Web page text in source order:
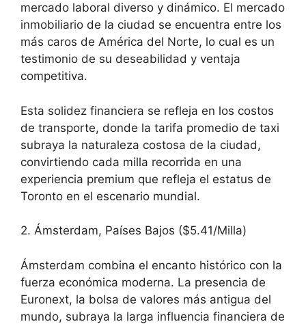
mercado laboral diverso y dinámico. El mercado
inmobiliario de la ciudad se encuentra entre los
más caros de América del Norte, lo cual es un
testimonio de su deseabilidad y ventaja
competitiva.
Esta solidez financiera se refleja en los costos
de transporte, donde la tarifa promedio de taxi
subraya la naturaleza costosa de la ciudad,
convirtiendo cada milla recorrida en una
experiencia premium que refleja el estatus de
Toronto en el escenario mundial.
2. Ámsterdam, Países Bajos ($5.41/Milla)
Ámsterdam combina el encanto histórico con la
fuerza económica moderna. La presencia de
Euronext, la bolsa de valores más antigua del
mundo, subraya la larga influencia financiera de